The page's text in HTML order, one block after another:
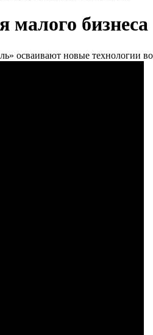
малого бизнеса
осваивают новые технологии